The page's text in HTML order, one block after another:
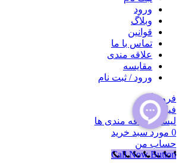
ورود
وبلاگ
قوانین
تماس با ما
علاقه مندی
مقايسه
ورود / ثبت نام
فروشگاه
فیلتر ها
لیست علاقه مندی ها
0 مورد سبد خرید
حساب من
Call Now Button